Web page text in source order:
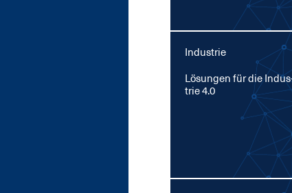
Industrie
Lö­sun­gen für die
trie 4.0